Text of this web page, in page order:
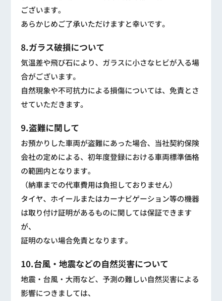
ございます。
あらかじめご了承いただけますと幸いです。
8.ガラス破損について
気温差や飛び石により、ガラスに小さなヒビが入る場
合がございます。
自然現象や不可抗力による損傷については、免責とさ
せていただきます。
9.盗難に関して
お預かりした車両が盗難にあった場合、当社契約保険
会社の定めによる、初年度登録における車両標準価格
の範囲内となります。
（納車までの代車費用は負担しておりません）
タイヤ、ホイールまたはカーナビゲーション等の機器
は取り付け証明があるものに関しては保証できます
が、
証明のない場合免責となります。
10.台風・地震などの自然災害について
地震・台風・大雨など、予測の難しい自然災害による
影響につきましては、